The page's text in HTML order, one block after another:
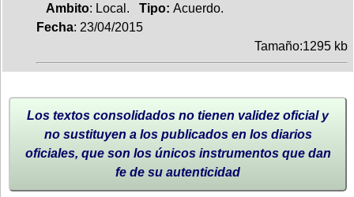
Ambito: Local. Tipo: Acuerdo.
Fecha: 23/04/2015
Tamaño:1295 kb
Los textos consolidados no tienen validez oficial y
no sustituyen a los publicados en los diarios
oficiales, que son los únicos instrumentos que dan
fe de su autenticidad